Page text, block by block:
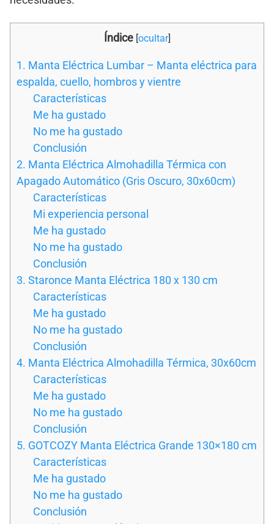
Índice [ocultar]
1. Manta Eléctrica Lumbar – Manta eléctrica para
espalda, cuello, hombros y vientre
Características
Me ha gustado
No me ha gustado
Conclusión
2. Manta Eléctrica Almohadilla Térmica con
Apagado Automático (Gris Oscuro, 30x60cm)
Características
Mi experiencia personal
Me ha gustado
No me ha gustado
Conclusión
3. Staronce Manta Eléctrica 180 x 130 cm
Características
Me ha gustado
No me ha gustado
Conclusión
4. Manta Eléctrica Almohadilla Térmica, 30x60cm
Características
Me ha gustado
No me ha gustado
Conclusión
5. GOTCOZY Manta Eléctrica Grande 130×180 cm
Características
Me ha gustado
No me ha gustado
Conclusión